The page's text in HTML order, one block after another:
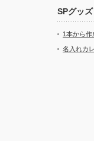
SPグッ
1本から
名入れカ